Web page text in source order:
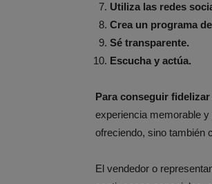
Utiliza las redes
Crea un programa
Sé transparente.
Escucha y actúa.
Para conseguir
experiencia memorable
ofreciendo, sino también
El vendedor o